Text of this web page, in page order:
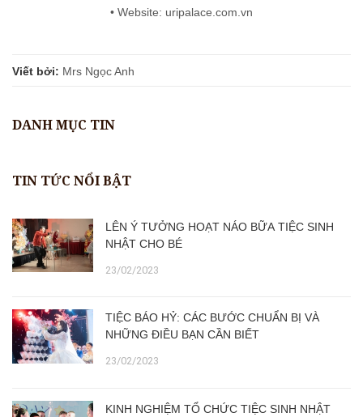
• Website: uripalace.com.vn
Viết bởi: Mrs Ngọc Anh
DANH MỤC TIN
TIN TỨC NỔI BẬT
LÊN Ý TƯỞNG HOẠT NÁO BỮA TIỆC SINH
NHẬT CHO BÉ
23/02/2023
TIỆC BÁO HỶ: CÁC BƯỚC CHUẨN BỊ VÀ
NHỮNG ĐIỀU BẠN CẦN BIẾT
23/02/2023
KINH NGHIỆM TỔ CHỨC TIỆC SINH NHẬT